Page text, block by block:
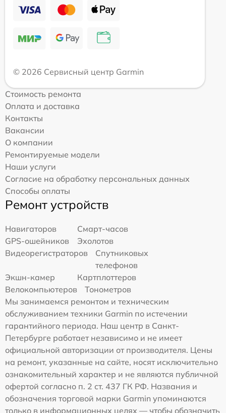
© 2026 Сервисный центр Garmin
Стоимость ремонта
Оплата и доставка
Контакты
Вакансии
О компании
Ремонтируемые модели
Наши услуги
Согласие на обработку персональных данных
Способы оплаты
Ремонт устройств
Навигаторов
Смарт-часов
GPS-ошейников
Эхолотов
Видеорегистраторов
Спутниковых
телефонов
Экшн-камер
Картплоттеров
Велокомпьютеров
Тонометров
Мы занимаемся ремонтом и техническим
обслуживанием техники Garmin по истечении
гарантийного периода. Наш центр в Санкт-
Петербурге работает независимо и не имеет
официальной авторизации от производителя. Цены
на ремонт, указанные на сайте, носят исключительно
ознакомительный характер и не являются публичной
офертой согласно п. 2 ст. 437 ГК РФ. Названия и
обозначения торговой марки Garmin упоминаются
только в информационных целях — чтобы обозначить